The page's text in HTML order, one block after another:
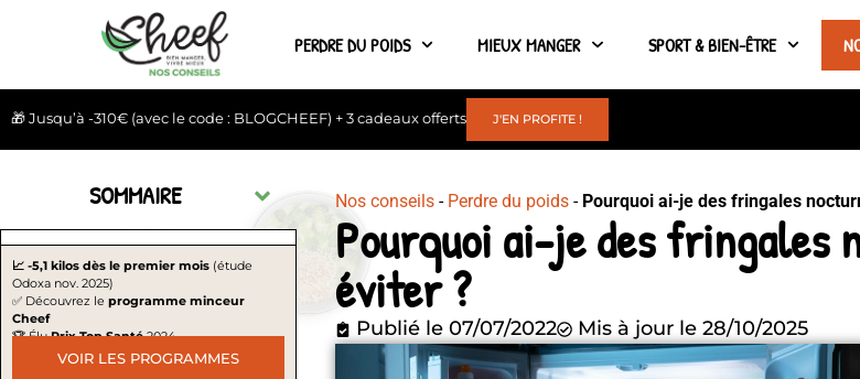
PERDRE DU POIDS MIEUX MANGER SPORT & BIEN-ÊTRE
🎁 Jusqu’à -310€ (avec le code : BLOGCHEEF) + 3 cadeaux offerts J'EN PROFITE !
SOMMAIRE
📈 -5,1 kilos dès le premier mois (étude
Odoxa nov. 2025)
✅ Découvrez le programme minceur
Cheef
🏆 ÉluPrix Top Santé2024
VOIR LES PROGRAMMES
Nos conseils- Perdre du poids- Pourquoi ai-je des fringales
Pourquoi ai-je des fringales
éviter ?
Publié le 07/07/2022 Mis à jour le 28/10/2025